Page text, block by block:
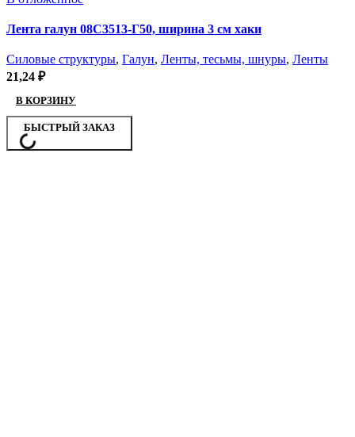
Лента галун 08С3513-Г50, ширина 3 см хаки
Силовые структуры, Галун, Ленты, тесьмы, шнуры, Ленты
21,24 ₽
В КОРЗИНУ
БЫСТРЫЙ ЗАКАЗ